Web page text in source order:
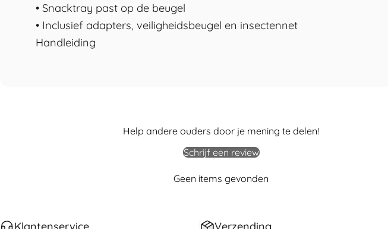
• Snacktray past op de beugel
• Inclusief adapters, veiligheidsbeugel en insectennet
Handleiding
Help andere ouders door je mening te delen!
Schrijf een review
Geen items gevonden